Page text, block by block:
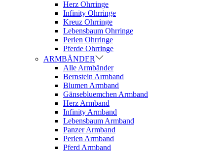
Herz Ohrringe
Infinity Ohrringe
Kreuz Ohrringe
Lebensbaum Ohrringe
Perlen Ohrringe
Pferde Ohrringe
ARMBÄNDER
Alle Armbänder
Bernstein Armband
Blumen Armband
Gänsebluemchen Armband
Herz Armband
Infinity Armband
Lebensbaum Armband
Panzer Armband
Perlen Armband
Pferd Armband